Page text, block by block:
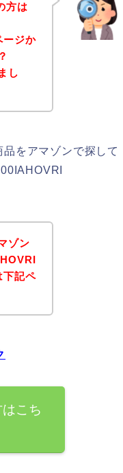
方は
ージか
し
をアマゾンで探して
ゾン
下記ペ
こち